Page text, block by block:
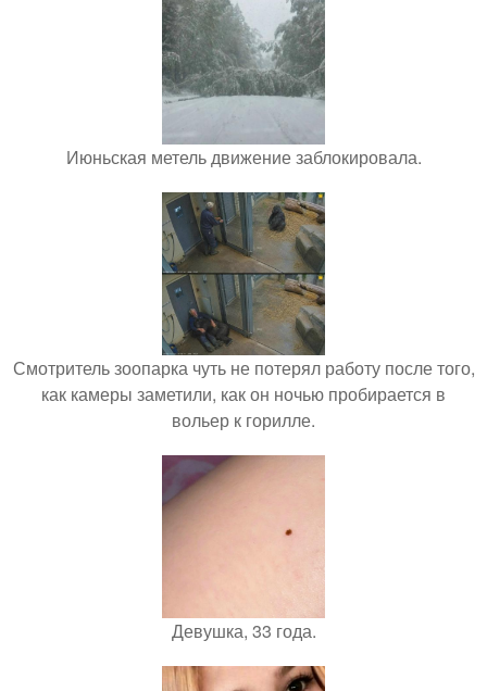
Июньская метель движение заблокировала.
Смотритель зоопарка чуть не потерял работу после того,
как камеры заметили, как он ночью пробирается в
вольер к горилле.
Девушка, 33 года.